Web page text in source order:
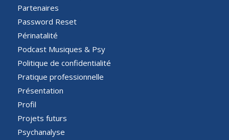
Partenaires
Password Reset
Périnatalité
Podcast Musiques & Psy
Politique de confidentialité
Pratique professionnelle
Présentation
Profil
Projets futurs
Psychanalyse